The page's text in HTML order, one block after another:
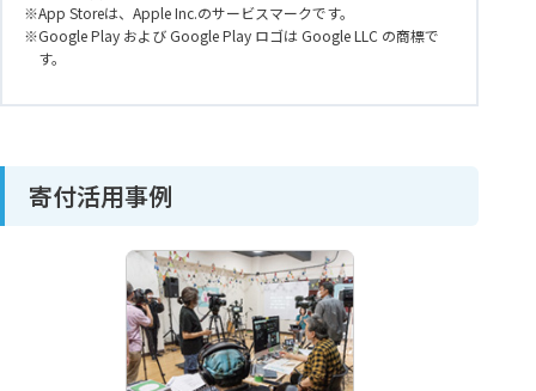
App Storeは、Apple Inc.のサービスマークです。
Google Play および Google Play ロゴは Google LLC の商標で
す。
寄付活用事例